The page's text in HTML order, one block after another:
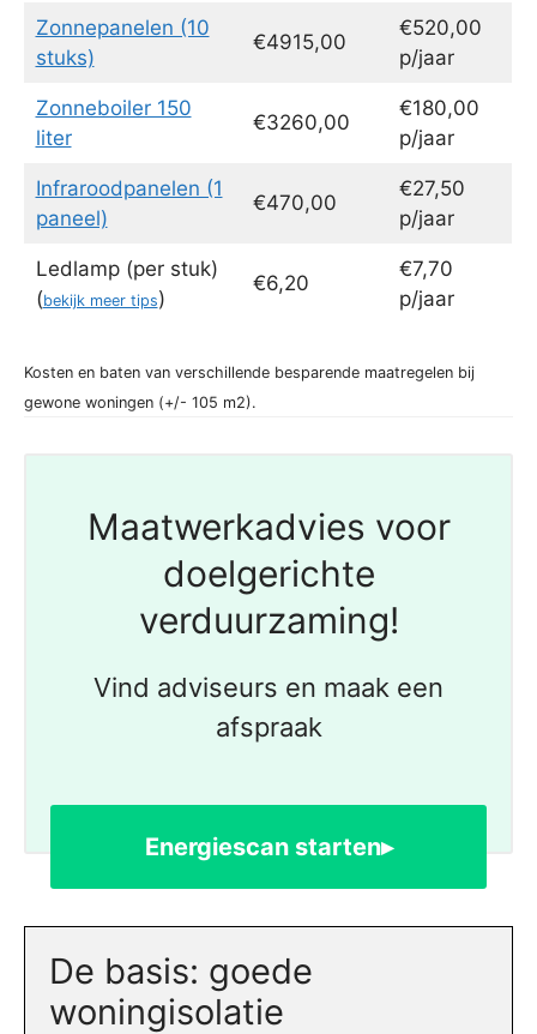
Zonnepanelen (10
stuks)
€4915,00
€520,00
p/jaar
Zonneboiler 150
liter
€3260,00
€180,00
p/jaar
Infraroodpanelen (1
paneel)
€470,00
€27,50
p/jaar
Ledlamp (per stuk)
(bekijk meer tips)
€6,20
€7,70
p/jaar
Kosten en baten van verschillende besparende maatregelen bij
gewone woningen (+/- 105 m2).
Maatwerkadvies voor
doelgerichte
verduurzaming!
Vind adviseurs en maak een
afspraak
Energiescan starten▸
De basis: goede
woningisolatie